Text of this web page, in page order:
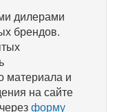
дилерами
брендов.
материала и
на сайте
форму